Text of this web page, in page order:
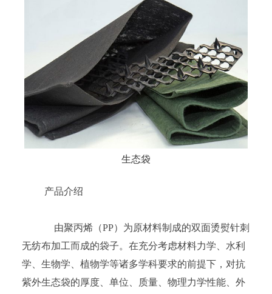
生态袋
产品介绍
由聚丙烯（PP）为原材料制成的双面烫熨针刺
无纺布加工而成的袋子。在充分考虑材料力学、水利
学、生物学、植物学等诸多学科要求的前提下，对抗
紫外生态袋的厚度、单位、质量、物理力学性能、外